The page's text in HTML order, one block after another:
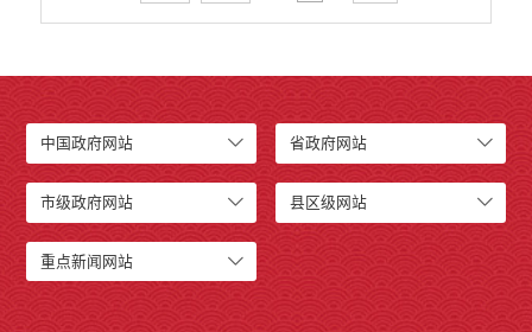
中国政府网站 省政府网站
市级政府网站 县区级网站
重点新闻网站